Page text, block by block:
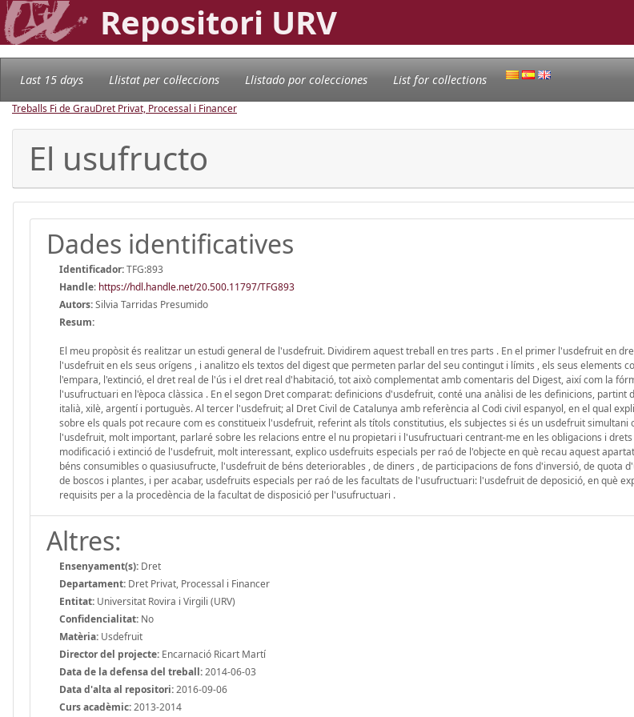
Repositori URV
Last 15 days Llistat per col·leccions Llistado por colecciones List for collections
Treballs Fi de GrauDret Privat, Processal i Financer
El usufructo
Dades identificatives
Identificador:TFG:893
Handle: https://hdl.handle.net/20.500.11797/TFG893
Autors:Silvia Tarridas Presumido
Resum:
El meu propòsit és realitzar un estudi general de l'usdefruit. Dividirem aquest treball en tres parts . En el primer l'usdefruit en
l'usdefruit en els seus orígens , i analitzo els textos del digest que permeten parlar del seu contingut i límits , els seus elements
l'empara, l'extinció, el dret real de l'ús i el dret real d'habitació, tot això complementat amb comentaris del Digest, així com la
l'usufructuari en l'època clàssica . En el segon Dret comparat: definicions d'usdefruit, conté una anàlisi de les definicions, partint
italià, xilè, argentí i portuguès. Al tercer l'usdefruit; al Dret Civil de Catalunya amb referència al Codi civil espanyol, en el qual
sobre els quals pot recaure com es constitueix l'usdefruit, referint als títols constitutius, els subjectes si és un usdefruit simultani
l'usdefruit, molt important, parlaré sobre les relacions entre el nu propietari i l'usufructuari centrant-me en les obligacions i drets
modificació i extinció de l'usdefruit, molt interessant, explico usdefruits especials per raó de l'objecte en què recau aquest
béns consumibles o quasiusufructe, l'usdefruit de béns deteriorables , de diners , de participacions de fons d'inversió, de quota
de boscos i plantes, i per acabar, usdefruits especials per raó de les facultats de l'usufructuari: l'usdefruit de deposició, en què
requisits per a la procedència de la facultat de disposició per l'usufructuari .
Altres:
Ensenyament(s): Dret
Departament: Dret Privat, Processal i Financer
Entitat: Universitat Rovira i Virgili (URV)
Confidencialitat: No
Matèria: Usdefruit
Director del projecte: Encarnació Ricart Martí
Data de la defensa del treball:2014-06-03
Data d'alta al repositori:2016-09-06
Curs acadèmic:2013-2014